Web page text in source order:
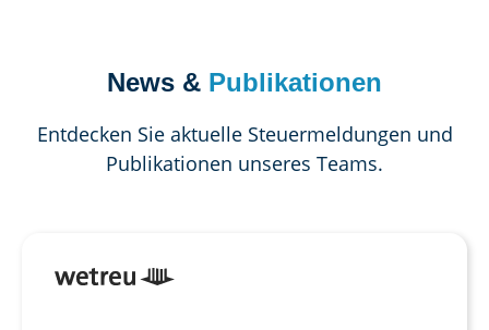
News & Publikationen
Entdecken Sie aktuelle Steuermeldungen und
Publikationen unseres Teams.